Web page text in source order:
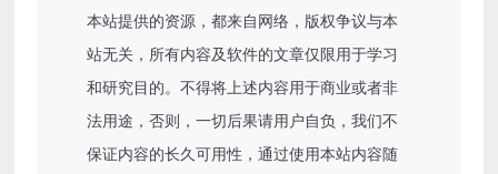
本站提供的资源，都来自网络，版权争议与本
站无关，所有内容及软件的文章仅限用于学习
和研究目的。不得将上述内容用于商业或者非
法用途，否则，一切后果请用户自负，我们不
保证内容的长久可用性，通过使用本站内容随